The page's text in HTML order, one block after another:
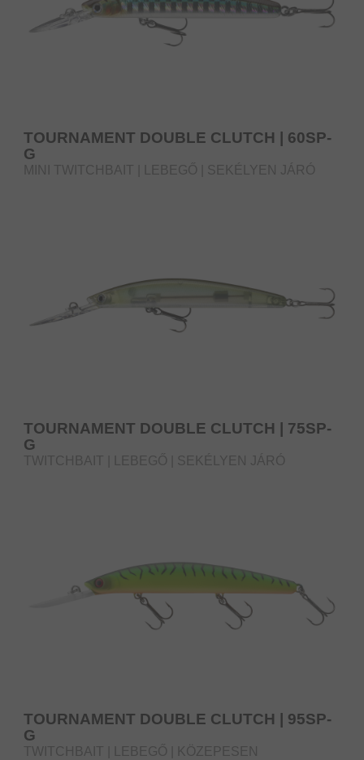
TOURNAMENT DOUBLE CLUTCH | 60SP-
G
MINI TWITCHBAIT | LEBEGŐ | SEKÉLYEN JÁRÓ
TOURNAMENT DOUBLE CLUTCH | 75SP-
G
TWITCHBAIT | LEBEGŐ | SEKÉLYEN JÁRÓ
TOURNAMENT DOUBLE CLUTCH | 95SP-
G
TWITCHBAIT | LEBEGŐ | KÖZEPESEN